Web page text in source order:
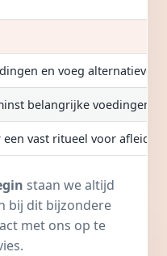
en voeg alternatieven
belangrijke voedingen
vast ritueel voor afleiding
staan we altijd
bij dit bijzondere
met ons op te